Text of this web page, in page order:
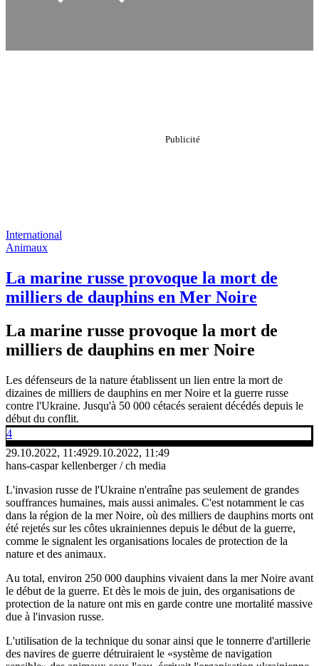
International
Animaux
La marine russe provoque la mort de
milliers de dauphins en Mer Noire
La marine russe provoque la mort de
milliers de dauphins en mer Noire
Les défenseurs de la nature établissent un lien entre la mort de
dizaines de milliers de dauphins en mer Noire et la guerre russe
contre l'Ukraine. Jusqu'à 50 000 cétacés seraient décédés depuis le
début du conflit.
4
29.10.2022, 11:4929.10.2022, 11:49
hans-caspar kellenberger / ch media
L'invasion russe de l'Ukraine n'entraîne pas seulement de grandes
souffrances humaines, mais aussi animales. C'est notamment le cas
dans la région de la mer Noire, où des milliers de dauphins morts ont
été rejetés sur les côtes ukrainiennes depuis le début de la guerre,
comme le signalent les organisations locales de protection de la
nature et des animaux.
Au total, environ 250 000 dauphins vivaient dans la mer Noire avant
le début de la guerre. Et dès le mois de juin, des organisations de
protection de la nature ont mis en garde contre une mortalité massive
due à l'invasion russe.
L'utilisation de la technique du sonar ainsi que le tonnerre d'artillerie
des navires de guerre détruiraient le «système de navigation